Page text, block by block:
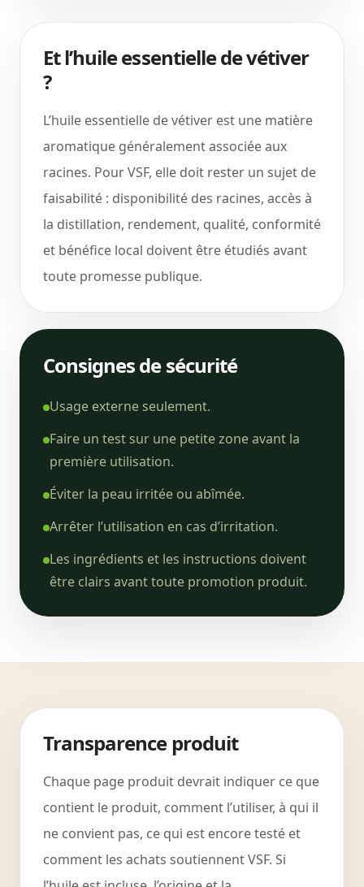
Et l’huile essentielle de vétiver
?
L’huile essentielle de vétiver est une matière
aromatique généralement associée aux
racines. Pour VSF, elle doit rester un sujet de
faisabilité : disponibilité des racines, accès à
la distillation, rendement, qualité, conformité
et bénéfice local doivent être étudiés avant
toute promesse publique.
Consignes de sécurité
Usage externe seulement.
Faire un test sur une petite zone avant la
première utilisation.
Éviter la peau irritée ou abîmée.
Arrêter l’utilisation en cas d’irritation.
Les ingrédients et les instructions doivent
être clairs avant toute promotion produit.
Transparence produit
Chaque page produit devrait indiquer ce que
contient le produit, comment l’utiliser, à qui il
ne convient pas, ce qui est encore testé et
comment les achats soutiennent VSF. Si